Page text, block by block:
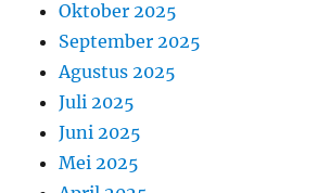
Oktober 2025
September 2025
Agustus 2025
Juli 2025
Juni 2025
Mei 2025